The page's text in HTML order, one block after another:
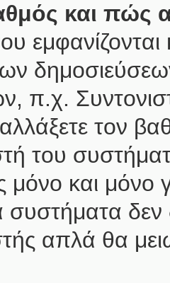
και
π.χ.
τον
του
μόνο και
δεν
απλά θα